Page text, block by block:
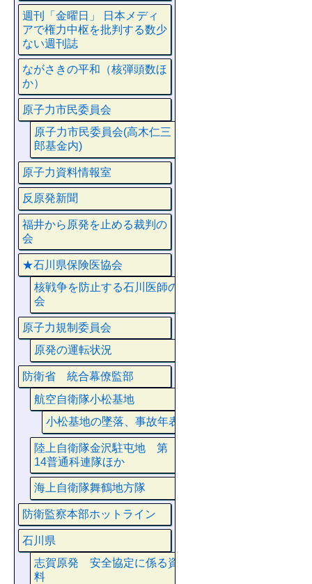
週刊「金曜日」 日本メディ
アで権力中枢を批判する数少
ない週刊誌
ながさきの平和（核弾頭数ほ
か）
原子力市民委員会
原子力市民委員会(高木仁三
郎基金内)
原子力資料情報室
反原発新聞
福井から原発を止める裁判の
会
★石川県保険医協会
核戦争を防止する石川医師の
会
原子力規制委員会
原発の運転状況
防衛省 統合幕僚監部
航空自衛隊小松基地
小松基地の墜落、事故年表
陸上自衛隊金沢駐屯地 第
14普通科連隊ほか
海上自衛隊舞鶴地方隊
防衛監察本部ホットライン
石川県
志賀原発 安全協定に係る資
料